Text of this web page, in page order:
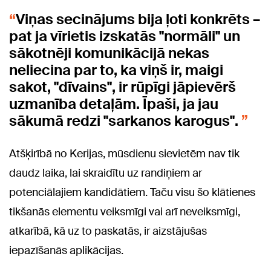
Viņas secinājums bija ļoti konkrēts –
pat ja vīrietis izskatās "normāli" un
sākotnēji komunikācijā nekas
neliecina par to, ka viņš ir, maigi
sakot, "dīvains", ir rūpīgi jāpievērš
uzmanība detaļām. Īpaši, ja jau
sākumā redzi "sarkanos karogus".
Atšķirībā no Kerijas, mūsdienu sievietēm nav tik
daudz laika, lai skraidītu uz randiņiem ar
potenciālajiem kandidātiem. Taču visu šo klātienes
tikšanās elementu veiksmīgi vai arī neveiksmīgi,
atkarībā, kā uz to paskatās, ir aizstājušas
iepazīšanās aplikācijas.